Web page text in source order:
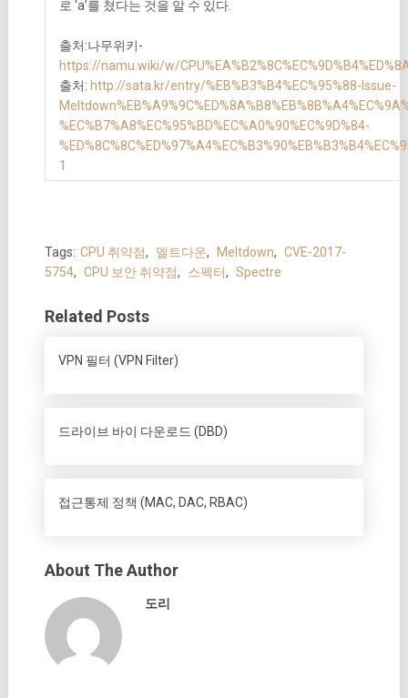
로 ‘a’를 쳤다는 것을 알 수 있다.
출처:나무위키-
https://namu.wiki/w/
출처: http://sata.kr/entry/%EB%B3%B4%EC%95%88-Issue-
%EC%B7%A8%EC%95%BD%EC%A0%90%EC%9D%84-
1
Tags: CPU 취약점, 멜트다운, Meltdown, CVE-2017-
5754, CPU 보안 취약점, 스펙터, Spectre
Related Posts
VPN 필터 (VPN Filter)
드라이브 바이 다운로드 (DBD)
접근통제 정책 (MAC, DAC, RBAC)
About The Author
도리